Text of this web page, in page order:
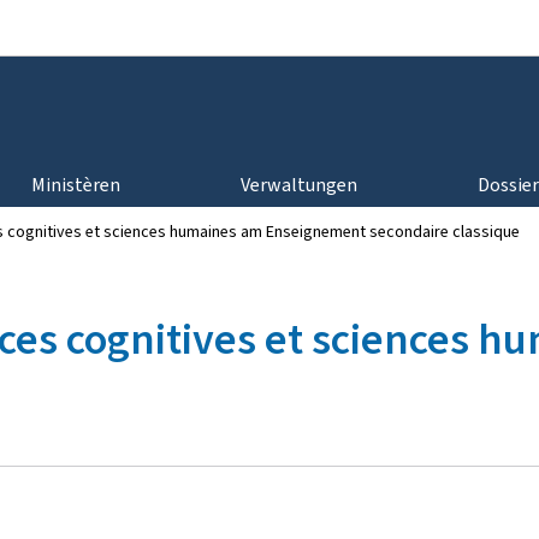
Ministèren Verwaltungen
cognitives et sciences humaines am Enseignement secondaire classique
cognitives et sciences